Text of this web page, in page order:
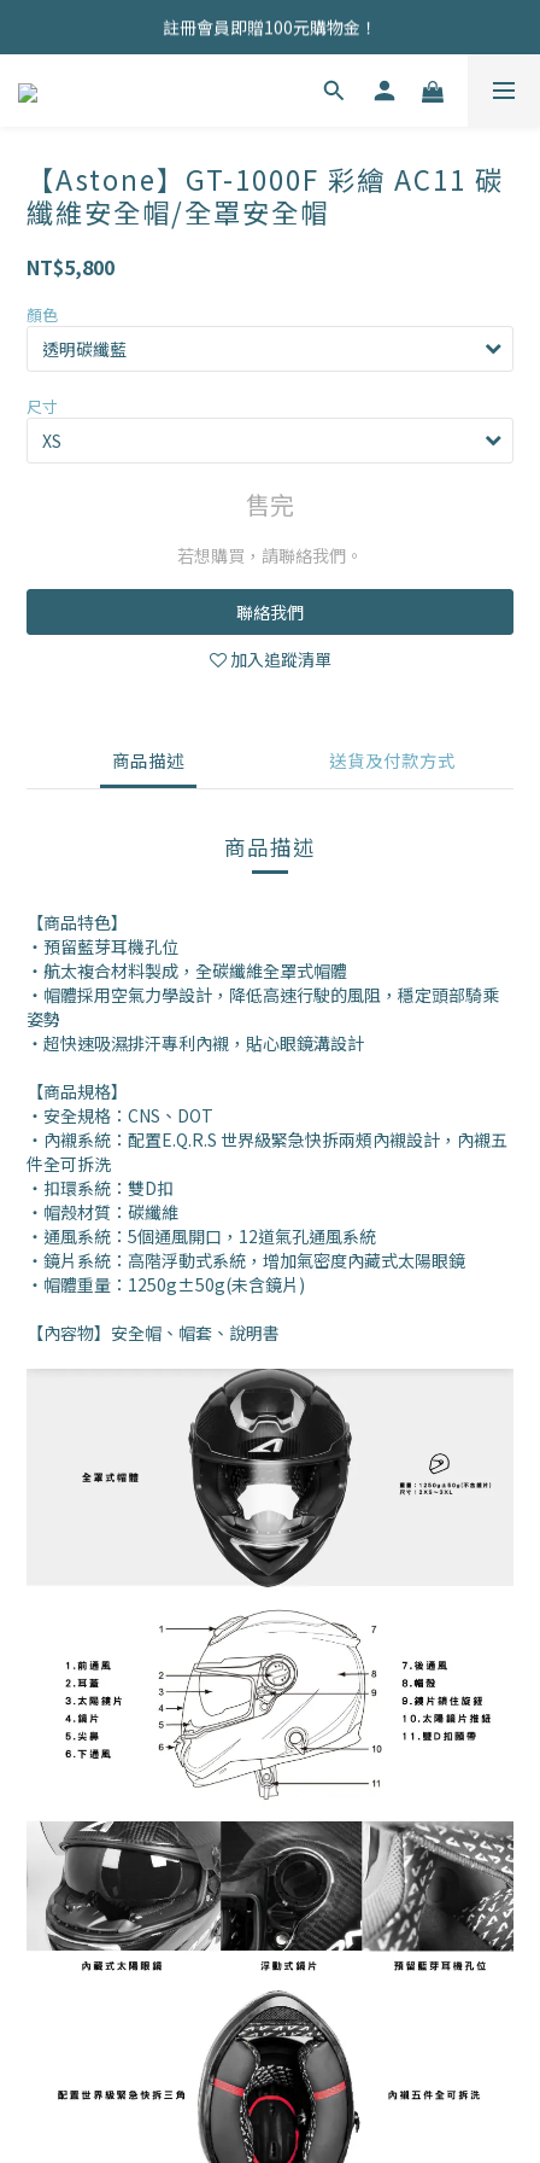
商品均為現貨，歡迎直接下單！
註冊會員即贈100元購物金！
商品均為現貨，歡迎直接下單！
【Astone】GT-1000F 彩繪 AC11 碳
纖維安全帽/全罩安全帽
NT$5,800
顏色
尺寸
售完
若想購買，請聯絡我們。
聯絡我們
加入追蹤清單
商品描述 送貨及付款方式
商品描述
【商品特色】
・預留藍芽耳機孔位
・航太複合材料製成，全碳纖維全罩式帽體
・帽體採用空氣力學設計，降低高速行駛的風阻，穩定頭部騎乘
姿勢
・超快速吸濕排汗專利內襯，貼心眼鏡溝設計
【商品規格】
・安全規格：CNS、DOT
・內襯系統：配置E.Q.R.S 世界級緊急快拆兩頰內襯設計，內襯五
件全可拆洗
・扣環系統：雙D扣
・帽殼材質：碳纖維
・通風系統：5個通風開口，12道氣孔通風系統
・鏡片系統：高階浮動式系統，增加氣密度內藏式太陽眼鏡
・帽體重量：1250g±50g(未含鏡片)
【內容物】安全帽、帽套、說明書